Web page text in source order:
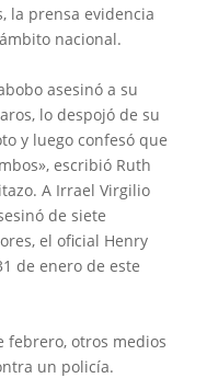
la prensa evidencia
nacional.
asesinó a su
lo despojó de su
y luego confesó que
escribió Ruth
A Irrael Virgilio
de siete
el oficial Henry
de enero de este
febrero, otros medios
un policía.